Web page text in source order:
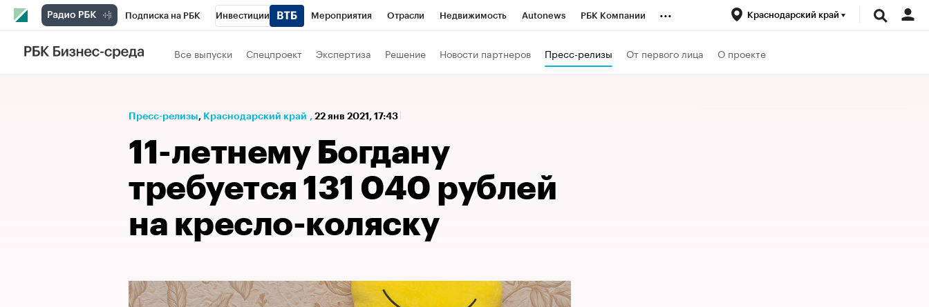
Подписка на РБК Инвестиции Мероприятия Отрасли Недвижимость Autonews РБК Компании
Телеканал
Спецпроекты Политика
... Краснодарский край
Все выпуски Спецпроект Экспертиза Решение Новости партнеров Пресс-релизы От первого лица О проекте
Пресс-релизы⁠, Краснодарский край , 22 янв 2021, 17:43
11-летнему Богдану
требуется 131 040 рублей
на кресло-коляску